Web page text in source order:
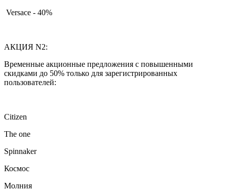
Versace - 40%
АКЦИЯ N2:
Временные акционные предложения с повышенными
скидками до 50% только для зарегистрированных
пользователей:
Citizen
The one
Spinnaker
Космос
Молния